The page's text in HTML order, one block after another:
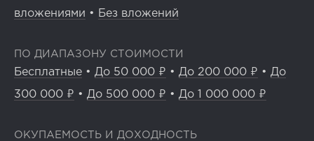
вложениями • Без вложений
ПО ДИАПАЗОНУ СТОИМОСТИ
Бесплатные • До 50 000 ₽ • До 200 000 ₽ • До
300 000 ₽ • До 500 000 ₽ • До 1 000 000 ₽
ОКУПАЕМОСТЬ И ДОХОДНОСТЬ